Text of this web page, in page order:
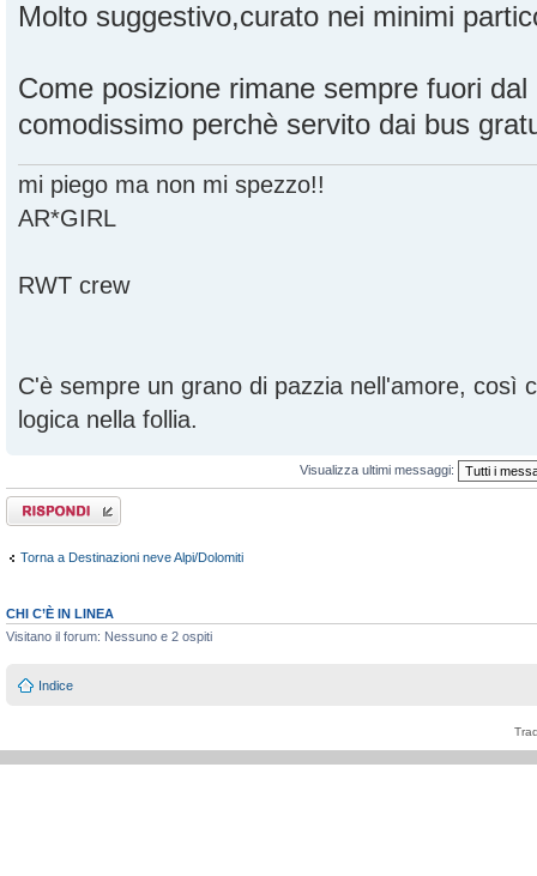
Molto suggestivo,curato nei minimi
Come posizione rimane sempre fuori
comodissimo perchè servito dai bus
mi piego ma non mi spezzo!!
AR*GIRL
RWT crew
C'è sempre un grano di pazzia nell'amore, così
logica nella follia.
Visualizza ultimi messaggi:
Rispondi al
messaggio
Torna a Destinazioni neve Alpi/Dolomiti
CHI C’È IN LINEA
Visitano il forum: Nessuno e 2 ospiti
Indice